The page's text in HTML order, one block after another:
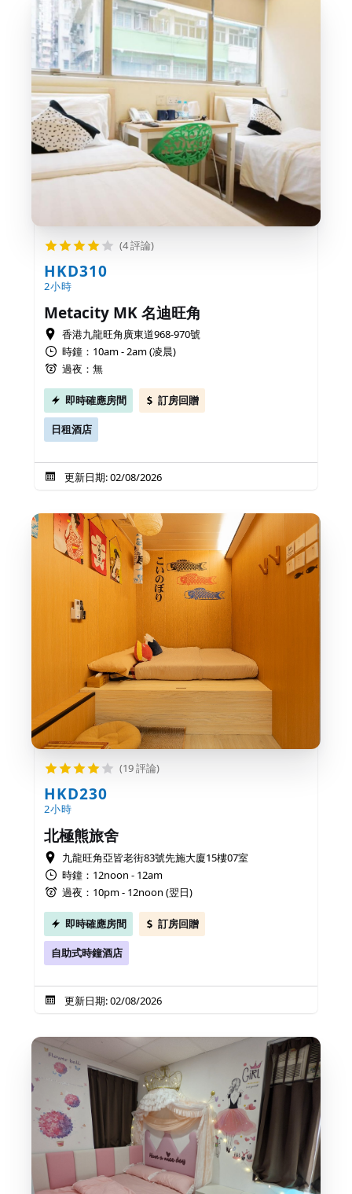
(4 評論)
HKD310
2小時
Metacity MK 名迪旺角
香港九龍旺角廣東道968-970號
時鐘：10am - 2am (凌晨)
過夜：無
即時確應房間 訂房回贈
日租酒店
更新日期: 02/08/2026
(19 評論)
HKD230
2小時
北極熊旅舍
九龍旺角亞皆老街83號先施大廈15樓07室
時鐘：12noon - 12am
過夜：10pm - 12noon (翌日)
即時確應房間 訂房回贈
自助式時鐘酒店
更新日期: 02/08/2026